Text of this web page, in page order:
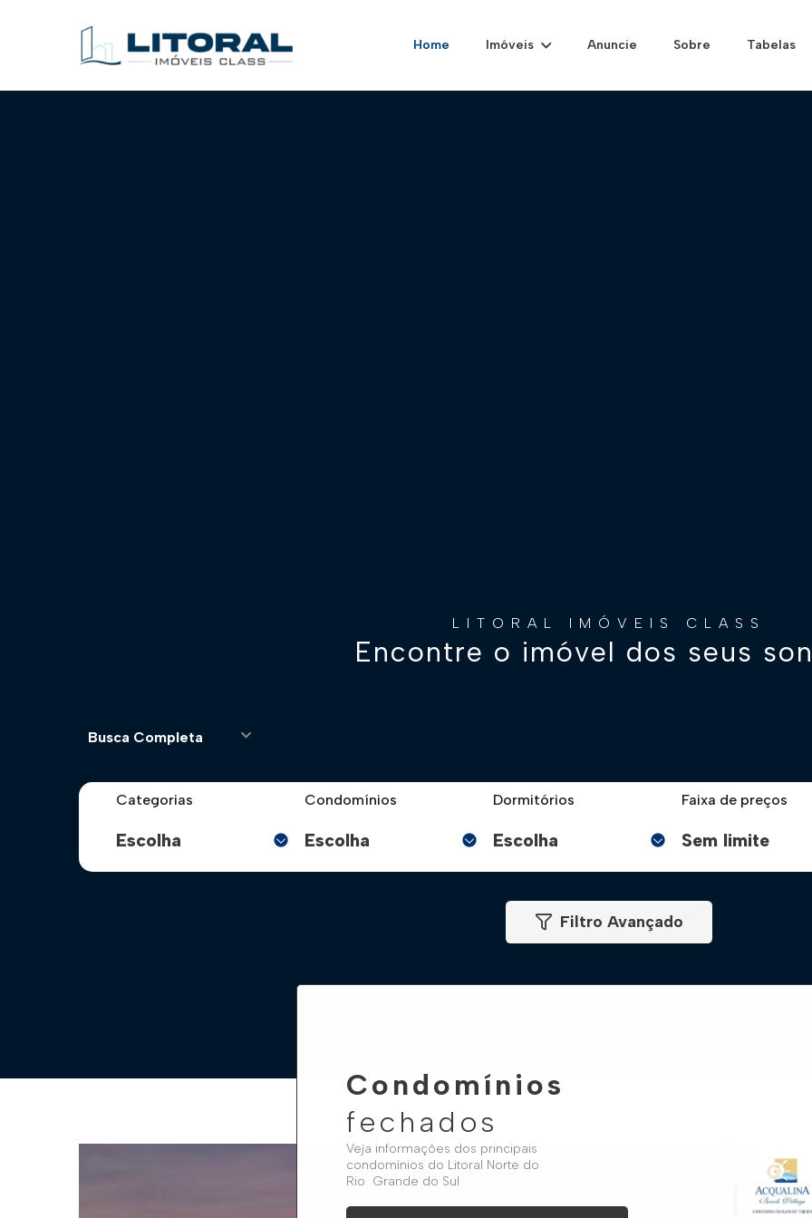
Home Imóveis Anuncie Sobre Tabelas
LITORAL IMÓVEIS CLASS
Encontre o imóvel dos seus
Busca Completa
Categorias Condomínios Dormitórios Faixa de preços
Filtro Avançado
Condomínios
fechados
Veja informações dos principais
condomínios do Litoral Norte do
Rio Grande do Sul